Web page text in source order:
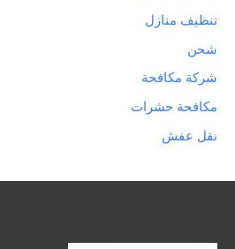
تنظيف منازل
شحن
شركة مكافحة
مكافحة حشرات
نقل عفش